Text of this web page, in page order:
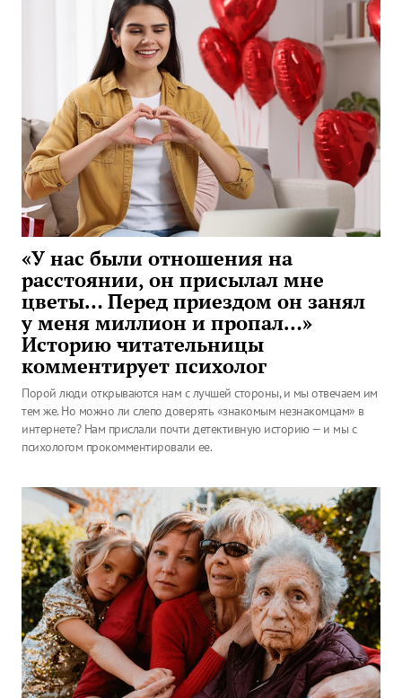
«У нас были отношения на
расстоянии, он присылал мне
цветы… Перед приездом он занял
у меня миллион и пропал…»
Историю читательницы
комментирует психолог
Порой люди открываются нам с лучшей стороны, и мы отвечаем им
тем же. Но можно ли слепо доверять «знакомым незнакомцам» в
интернете? Нам прислали почти детективную историю — и мы с
психологом прокомментировали ее.